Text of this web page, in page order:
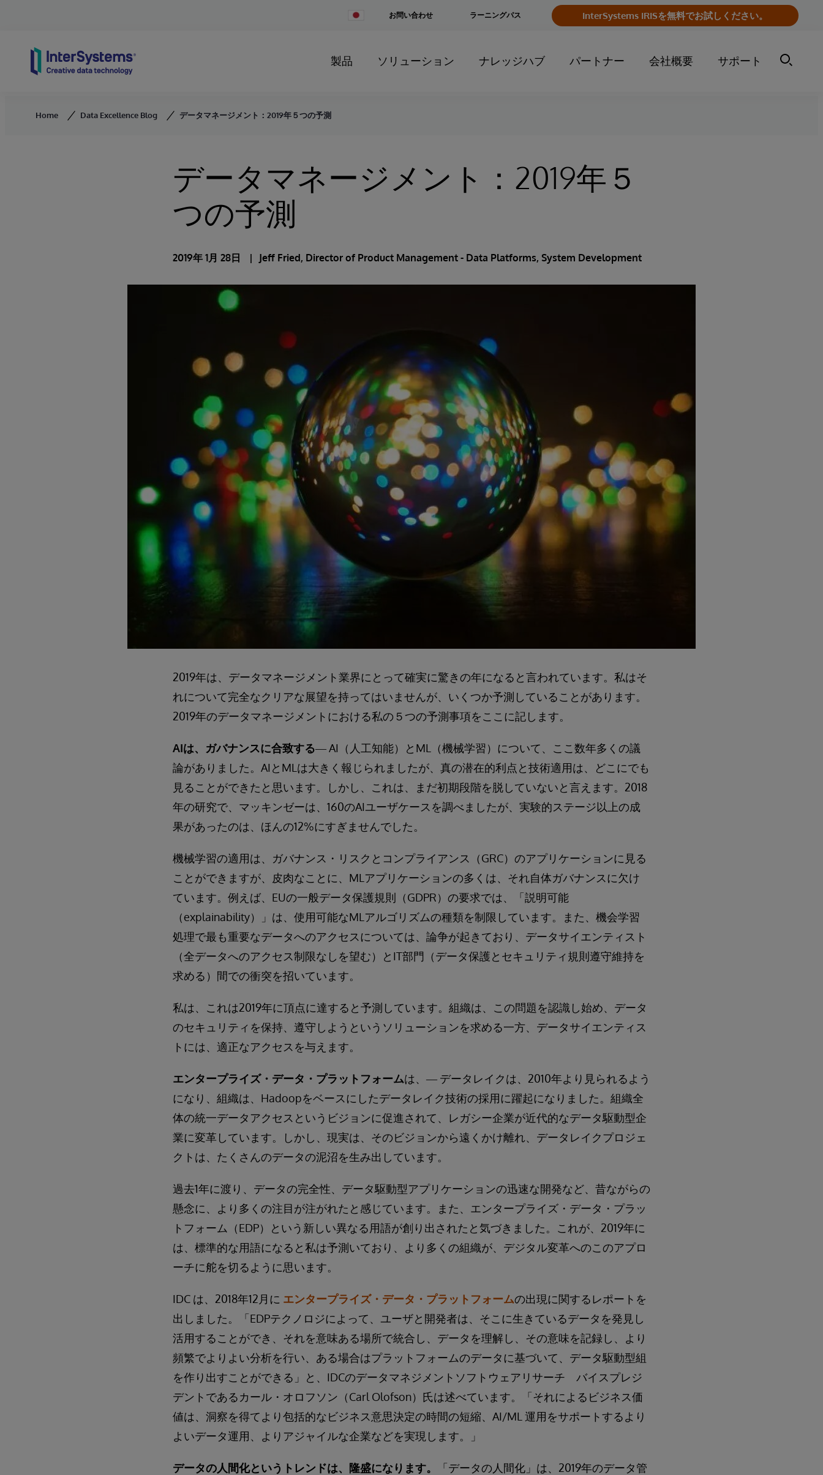
Change
お問い合わせ InterSystems IRISを無料でお試しください。
ラーニングパス
製品 ソリューション ナレッジハブ パートナー 会社概要 サポート
Home Data Excellence Blog データマネージメント：2019年５つの予測
データマネージメント：2019年５
つの予測
2019年 1月 28日 Jeff Fried, Director of Product Management - Data Platforms, System Development
2019年は、データマネージメント業界にとって確実に驚きの年になると言われています。私はそ
れについて完全なクリアな展望を持ってはいませんが、いくつか予測していることがあります。
2019年のデータマネージメントにおける私の５つの予測事項をここに記します。
AIは、ガバナンスに合致する― AI（人工知能）とML（機械学習）について、ここ数年多くの議
論がありました。AIとMLは大きく報じられましたが、真の潜在的利点と技術適用は、どこにでも
見ることができたと思います。しかし、これは、まだ初期段階を脱していないと言えます。2018
年の研究で、マッキンゼーは、160のAIユーザケースを調べましたが、実験的ステージ以上の成
果があったのは、ほんの12%にすぎませんでした。
機械学習の適用は、ガバナンス・リスクとコンプライアンス（GRC）のアプリケーションに見る
ことができますが、皮肉なことに、MLアプリケーションの多くは、それ自体ガバナンスに欠け
ています。例えば、EUの一般データ保護規則（GDPR）の要求では、「説明可能
（explainability）」は、使用可能なMLアルゴリズムの種類を制限しています。また、機会学習
処理で最も重要なデータへのアクセスについては、論争が起きており、データサイエンティスト
（全データへのアクセス制限なしを望む）とIT部門（データ保護とセキュリティ規則遵守維持を
求める）間での衝突を招いています。
私は、これは2019年に頂点に達すると予測しています。組織は、この問題を認識し始め、データ
のセキュリティを保持、遵守しようというソリューションを求める一方、データサイエンティス
トには、適正なアクセスを与えます。
エンタープライズ・データ・プラットフォームは、― データレイクは、2010年より見られるよう
になり、組織は、Hadoopをベースにしたデータレイク技術の採用に躍起になりました。組織全
体の統一データアクセスというビジョンに促進されて、レガシー企業が近代的なデータ駆動型企
業に変革しています。しかし、現実は、そのビジョンから遠くかけ離れ、データレイクプロジェ
クトは、たくさんのデータの泥沼を生み出しています。
過去1年に渡り、データの完全性、データ駆動型アプリケーションの迅速な開発など、昔ながらの
懸念に、より多くの注目が注がれたと感じています。また、エンタープライズ・データ・プラッ
トフォーム（EDP）という新しい異なる用語が創り出されたと気づきました。これが、2019年に
は、標準的な用語になると私は予測いており、より多くの組織が、デジタル変革へのこのアプロ
ーチに舵を切るように思います。
IDC は、2018年12月に エンタープライズ・データ・プラットフォームの出現に関するレポートを
出しました。「EDPテクノロジによって、ユーザと開発者は、そこに生きているデータを発見し
活用することができ、それを意味ある場所で統合し、データを理解し、その意味を記録し、より
頻繁でよりよい分析を行い、ある場合はプラットフォームのデータに基づいて、データ駆動型組
を作り出すことができる」と、IDCのデータマネジメントソフトウェアリサーチ バイスプレジ
デントであるカール・オロフソン（Carl Olofson）氏は述べています。「それによるビジネス価
値は、洞察を得てより包括的なビジネス意思決定の時間の短縮、AI/ML 運用をサポートするより
よいデータ運用、よりアジャイルな企業などを実現します。」
データの人間化というトレンドは、隆盛になります。
「データの人間化」は、2019年のデータ管